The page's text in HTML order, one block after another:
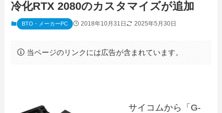
冷化RTX 2080のカスタマイズが追加
BTO・メーカーPC 2018年10月31日 2025年5月30日
当ページのリンクには広告が含まれています。
サイコムから「G-